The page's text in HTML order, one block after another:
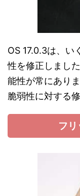
OS 17.0.3は、い
性を修正しまし
能性が常にあり
脆弱性に対する
フ